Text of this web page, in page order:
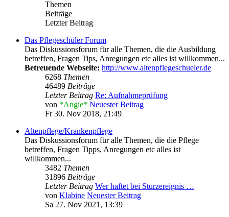
Themen
Beiträge
Letzter Beitrag
Das Pflegeschüler Forum
Das Diskussionsforum für alle Themen, die die Ausbildung
betreffen, Fragen Tips, Anregungen etc alles ist willkommen...
Betreuende Webseite: http://www.altenpflegeschueler.de
6268 Themen
46489 Beiträge
Letzter Beitrag Re: Aufnahmeprüfung
von *Angie* Neuester Beitrag
Fr 30. Nov 2018, 21:49
Altenpflege/Krankenpflege
Das Diskussionsforum für alle Themen, die die Pflege
betreffen, Fragen Tipps, Anregungen etc alles ist
willkommen...
3482 Themen
31896 Beiträge
Letzter Beitrag Wer haftet bei Sturzereignis …
von Klabine Neuester Beitrag
Sa 27. Nov 2021, 13:39